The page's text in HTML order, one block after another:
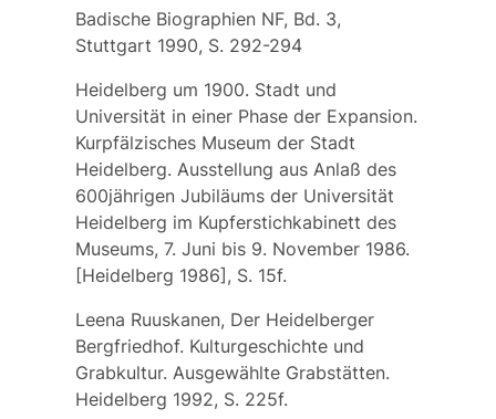
Badische Biographien NF, Bd. 3,
Stuttgart 1990, S. 292-294
Heidelberg um 1900. Stadt und
Universität in einer Phase der Expansion.
Kurpfälzisches Museum der Stadt
Heidelberg. Ausstellung aus Anlaß des
600jährigen Jubiläums der Universität
Heidelberg im Kupferstichkabinett des
Museums, 7. Juni bis 9. November 1986.
[Heidelberg 1986], S. 15f.
Leena Ruuskanen, Der Heidelberger
Bergfriedhof. Kulturgeschichte und
Grabkultur. Ausgewählte Grabstätten.
Heidelberg 1992, S. 225f.